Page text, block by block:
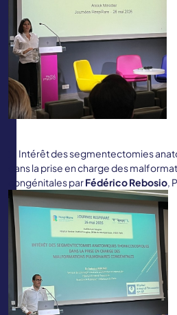
Intérêt des segmentectomies
dans la prise en charge des
congénitales parFédérico Rebosio,